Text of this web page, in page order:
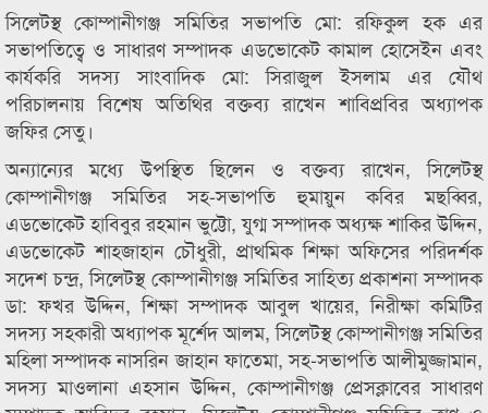
সিলেটস্থ কোম্পানীগঞ্জ সমিতির সভাপতি মো: রফিকুল হক এর
সভাপতিত্বে ও সাধারণ সম্পাদক এডভোকেট কামাল হোসেইন এবং
কার্যকরি সদস্য সাংবাদিক মো: সিরাজুল ইসলাম এর যৌথ
পরিচালনায় বিশেষ অতিথির বক্তব্য রাখেন শাবিপ্রবির অধ্যাপক
জফির সেতু।
অন্যান্যের মধ্যে উপস্থিত ছিলেন ও বক্তব্য রাখেন, সিলেটস্থ
কোম্পানীগঞ্জ সমিতির সহ-সভাপতি হুমায়ুন কবির মছব্বির,
এডভোকেট হাবিবুর রহমান ভুট্টো, যুগ্ম সম্পাদক অধ্যক্ষ শাকির উদ্দিন,
এডভোকেট শাহজাহান চৌধুরী, প্রাথমিক শিক্ষা অফিসের পরিদর্শক
সদেশ চন্দ্র, সিলেটস্থ কোম্পানীগঞ্জ সমিতির সাহিত্য প্রকাশনা সম্পাদক
ডা: ফখর উদ্দিন, শিক্ষা সম্পাদক আবুল খায়ের, নিরীক্ষা কমিটির
সদস্য সহকারী অধ্যাপক মূর্শেদ আলম, সিলেটস্থ কোম্পানীগঞ্জ সমিতির
মহিলা সম্পাদক নাসরিন জাহান ফাতেমা, সহ-সভাপতি আলীমুজ্জামান,
সদস্য মাওলানা এহসান উদ্দিন, কোম্পানীগঞ্জ প্রেসক্লাবের সাধারণ